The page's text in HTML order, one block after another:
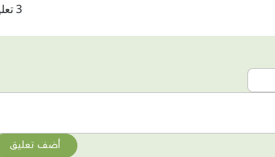
3 تعليقات
أضف تعليق